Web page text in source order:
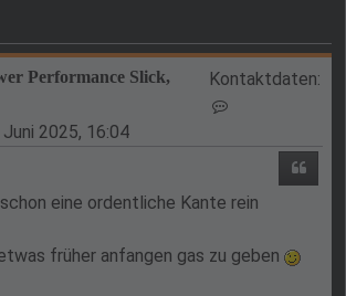
Performance Slick,
Kontaktdaten:
2025, 16:04
eine ordentliche Kante rein
früher anfangen gas zu geben